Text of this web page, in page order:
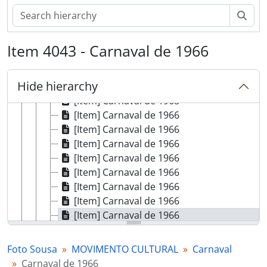
Item 4043 - Carnaval de 1966
Hide hierarchy
[Item] Carnaval de 1968
[Item] Carnaval de 1968
[Item] Carnaval de 1968
[Item] Carnaval de 1968
[Item] Carnaval de 1968
[Item] Carnaval de 1968
[Item] Carnaval de 1968
[Item] Carnaval de 1966
[Item] Carnaval de 1966
[Item] Carnaval de 1966
[Item] Carnaval de 1966
[Item] Carnaval de 1966
[Item] Carnaval de 1966
[Item] Carnaval de 1966
[Item] Carnaval de 1966
[Item] Carnaval de 1966
[Item] Carnaval de 1966
[Item] Carnaval de 1966
Foto Sousa MOVIMENTO CULTURAL
Carnaval
Carnaval de 1966